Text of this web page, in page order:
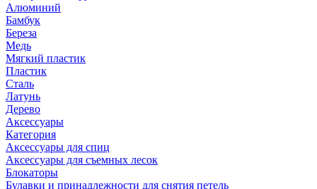
Алюминий
Бамбук
Береза
Медь
Мягкий пластик
Пластик
Сталь
Латунь
Дерево
Аксессуары
Категория
Аксессуары для спиц
Аксессуары для съемных лесок
Блокаторы
Булавки и принадлежности для снятия петель